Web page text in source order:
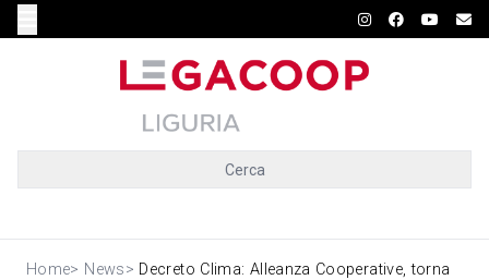
Cerca
Home> News> Decreto Clima: Alleanza Cooperative, torna